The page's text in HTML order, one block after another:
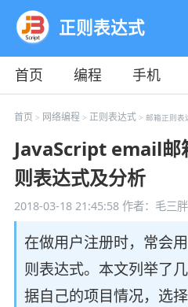
正则表达式
首页 编程 手机
教程
平面 服务器
首页 > 网络编程 > 正则表达式> 邮箱正则表
JavaScript email邮
则表达式及分析
2018-03-18 21:45:58作者：毛三胖
在做用户注册时，常会
则表达式。本文列举了
据自己的项目情况，选